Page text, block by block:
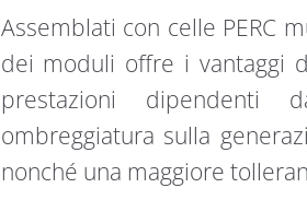
Assemblati con celle PERC
dei moduli offre i vantaggi
prestazioni dipendenti
ombreggiatura sulla
nonché una maggiore